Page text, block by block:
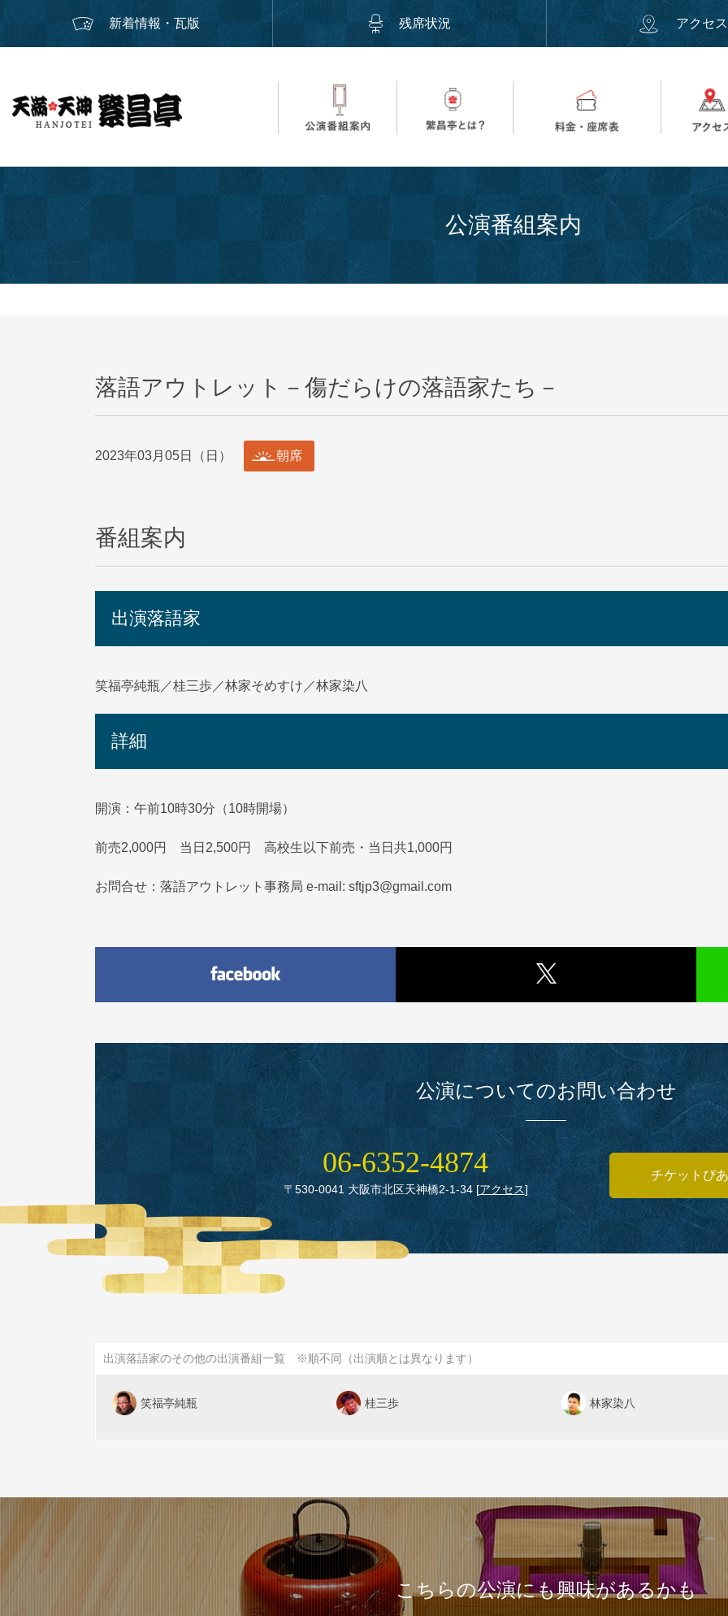
新着情報・瓦版 残席状況 アクセス
公演番組案内
落語アウトレット－傷だらけの落語家たち－
2023年03月05日（日） 朝席
番組案内
出演落語家
笑福亭純瓶／桂三歩／林家そめすけ／林家染八
詳細
開演：午前10時30分（10時開場）
前売2,000円 当日2,500円 高校生以下前売・当日共1,000円
お問合せ：落語アウトレット事務局 e-mail: sftjp3@gmail.com
公演についてのお問い合わせ
06‑6352‑4874
〒530‑0041 大阪市北区天神橋2‑1‑34[アクセス]
チケットぴ
出演落語家のその他の出演番組一覧 ※順不同（出演順とは異なります）
笑福亭純瓶 桂三歩 林家染八
こちらの公演にも興味があるかも